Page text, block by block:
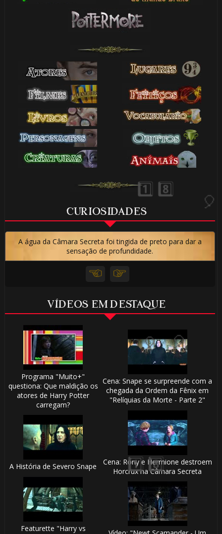
CURIOSIDADES
A água da Câmara Secreta foi tingida de preto para dar a
sensação de profundidade.
VÍDEOS EM DESTAQUE
Programa "Muito+"
questiona: Que maldição os
atores de Harry Potter
carregam?
Cena: Snape se surpreende com a
chegada da Ordem da Fênix em
"Relíquias da Morte - Parte 2"
A História de Severo Snape
Cena: Rony e Hermione destroem
Horcrux na Câmara Secreta
Featurette "Harry vs
🎂
1️⃣ 8️⃣
⚡